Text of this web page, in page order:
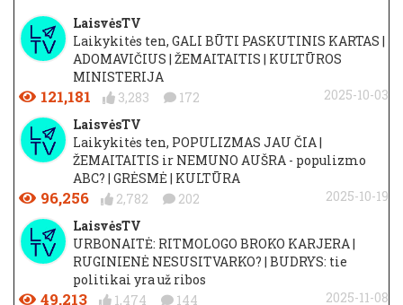
LaisvėsTV
Laikykitės ten, GALI BŪTI PASKUTINIS KARTAS |
ADOMAVIČIUS | ŽEMAITAITIS | KULTŪROS
MINISTERIJA
121,181 3,283 172
2025-10-03
LaisvėsTV
Laikykitės ten, POPULIZMAS JAU ČIA |
ŽEMAITAITIS ir NEMUNO AUŠRA - populizmo
ABC? | GRĖSMĖ | KULTŪRA
96,256 2,782 202
2025-10-19
LaisvėsTV
URBONAITĖ: RITMOLOGO BROKO KARJERA |
RUGINIENĖ NESUSITVARKO? | BUDRYS: tie
politikai yra už ribos
49,213 1,474 144
2025-11-08